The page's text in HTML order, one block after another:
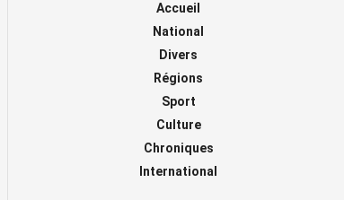
Accueil
National
Divers
Régions
Sport
Culture
Chroniques
International